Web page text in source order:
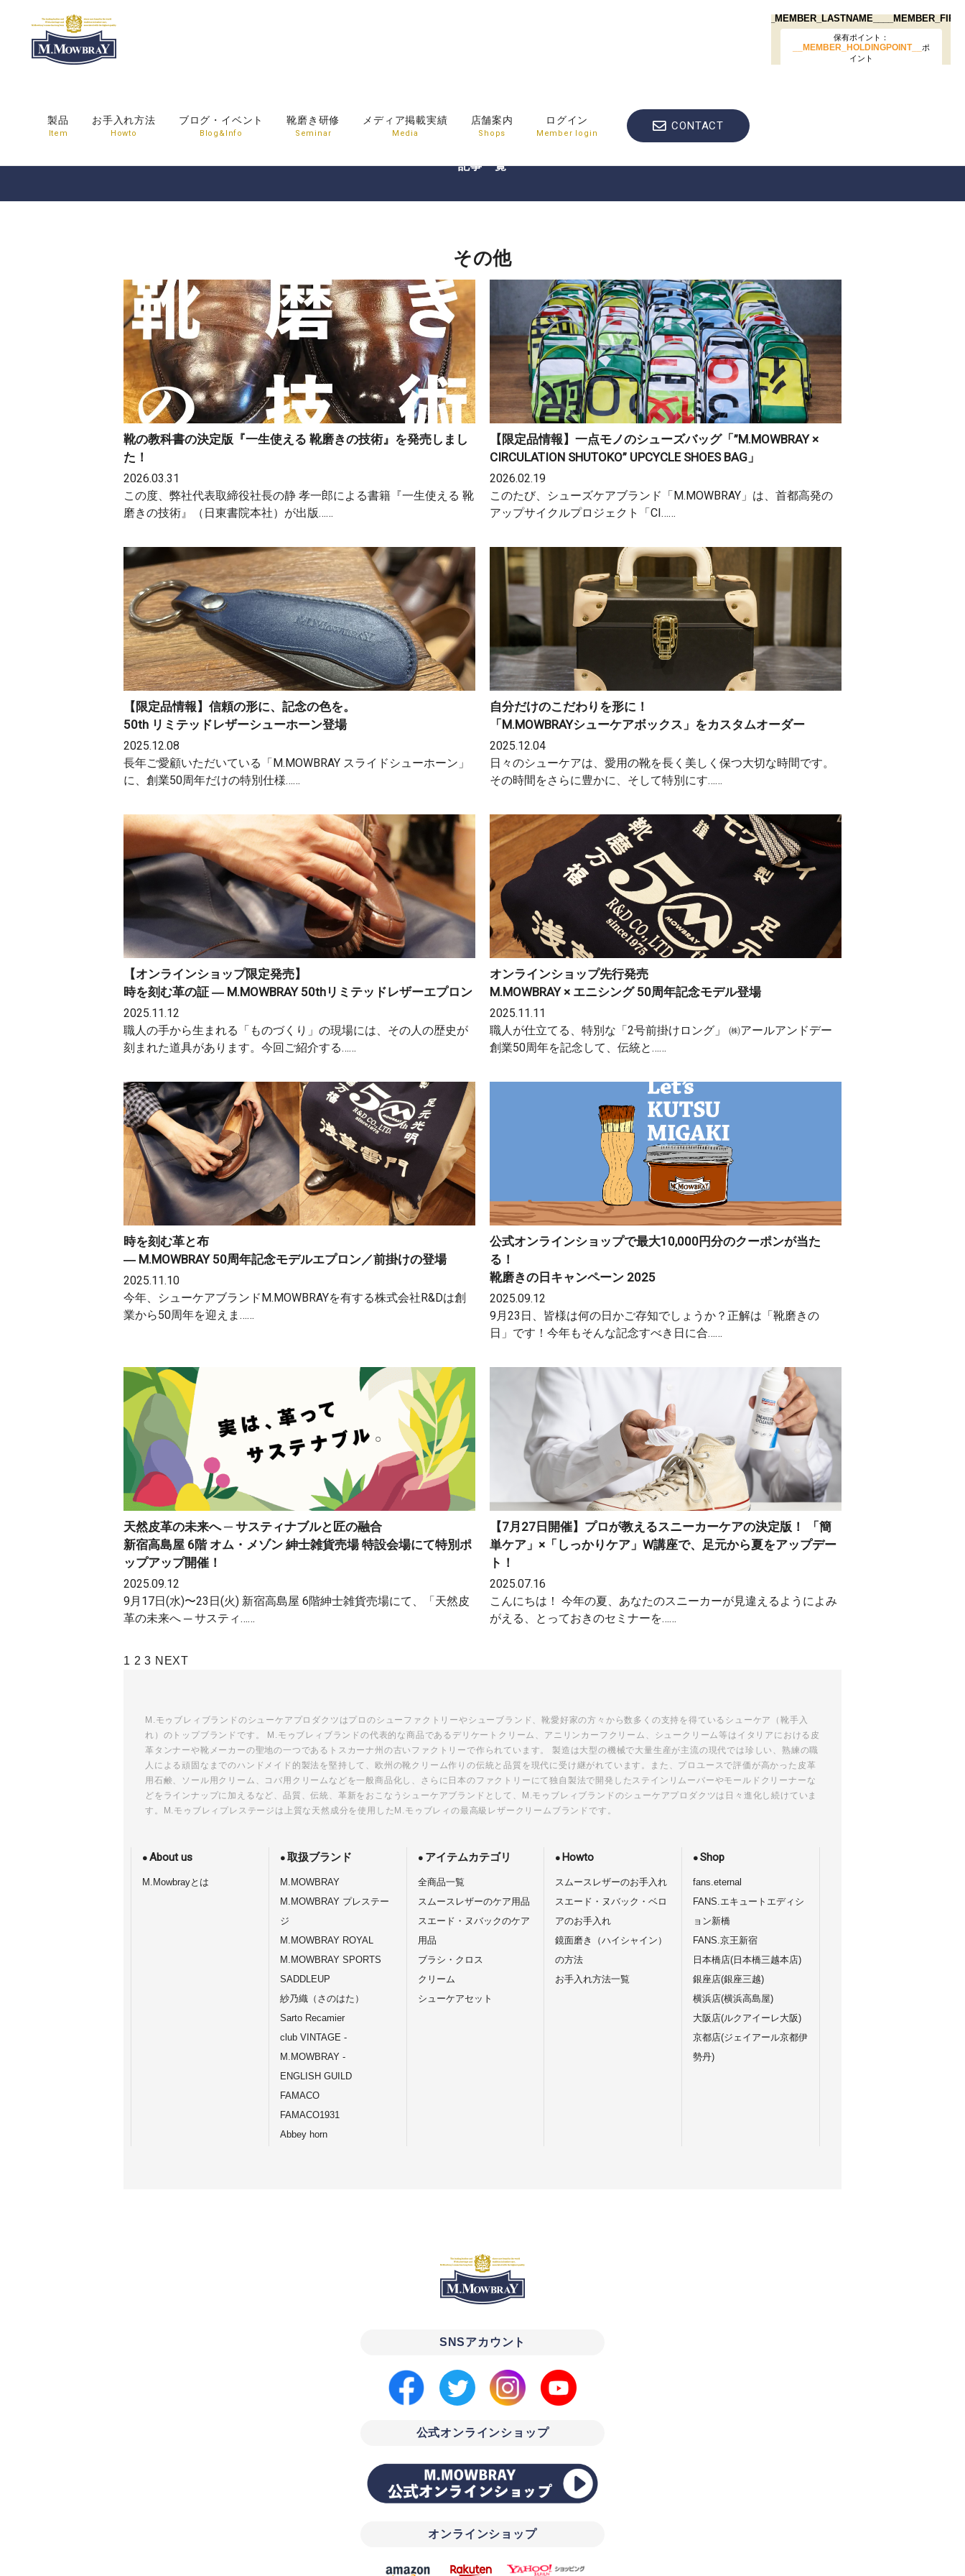
製品
Item
お手入れ方法
Howto
ブログ・イベント
Blog&Info
靴磨き研修
Seminar
メディア掲載実績
Media
店舗案内
Shops
ログイン
Member login
CONTACT
その他
記事一覧
その他
靴の教科書の決定版『一生使える 靴磨きの技術』を発売しまし
た！
2026.03.31
この度、弊社代表取締役社長の静 孝一郎による書籍『一生使える 靴
磨きの技術』（日東書院本社）が出版……
【限定品情報】一点モノのシューズバッグ「”M.MOWBRAY ×
CIRCULATION SHUTOKO” UPCYCLE SHOES BAG」
2026.02.19
このたび、シューズケアブランド「M.MOWBRAY」は、首都高発の
アップサイクルプロジェクト「CI……
【限定品情報】信頼の形に、記念の色を。
50th リミテッドレザーシューホーン登場
2025.12.08
長年ご愛顧いただいている「M.MOWBRAY スライドシューホーン」
に、創業50周年だけの特別仕様……
自分だけのこだわりを形に！
「M.MOWBRAYシューケアボックス」をカスタムオーダー
2025.12.04
日々のシューケアは、愛用の靴を長く美しく保つ大切な時間です。
その時間をさらに豊かに、そして特別にす……
【オンラインショップ限定発売】
時を刻む革の証 ― M.MOWBRAY 50thリミテッドレザーエプロン
2025.11.12
職人の手から生まれる「ものづくり」の現場には、その人の歴史が
刻まれた道具があります。今回ご紹介する……
オンラインショップ先行発売
M.MOWBRAY × エニシング 50周年記念モデル登場
2025.11.11
職人が仕立てる、特別な「2号前掛けロング」 ㈱アールアンドデー
創業50周年を記念して、伝統と……
時を刻む革と布
― M.MOWBRAY 50周年記念モデルエプロン／前掛けの登場
2025.11.10
今年、シューケアブランドM.MOWBRAYを有する株式会社R&Dは創
業から50周年を迎えま……
公式オンラインショップで最大10,000円分のクーポンが当た
る！
靴磨きの日キャンペーン 2025
2025.09.12
9月23日、皆様は何の日かご存知でしょうか？正解は「靴磨きの
日」です！今年もそんな記念すべき日に合……
天然皮革の未来へ ─ サスティナブルと匠の融合
新宿高島屋 6階 オム・メゾン 紳士雑貨売場 特設会場にて特別ポ
ップアップ開催！
2025.09.12
9月17日(水)〜23日(火) 新宿高島屋 6階紳士雑貨売場にて、「天然皮
革の未来へ ─ サスティ……
【7月27日開催】プロが教えるスニーカーケアの決定版！ 「簡
単ケア」×「しっかりケア」W講座で、足元から夏をアップデー
ト！
2025.07.16
こんにちは！ 今年の夏、あなたのスニーカーが見違えるようによみ
がえる、とっておきのセミナーを……
投
1 2 3 NEXT
M.モゥブレィブランドのシューケアプロダクツはプロのシューファクトリーやシューブランド、靴愛好家の方々から数多くの支持を得ているシューケア（靴手入
れ）のトップブランドです。 M.モゥブレィブランドの代表的な商品であるデリケートクリーム、アニリンカーフクリーム、シュークリーム等はイタリアにおける皮
革タンナーや靴メーカーの聖地の一つであるトスカーナ州の古いファクトリーで作られています。 製造は大型の機械で大量生産が主流の現代では珍しい、熟練の職
人による頑固なまでのハンドメイド的製法を堅持して、欧州の靴クリーム作りの伝統と品質を現代に受け継がれています。また、プロユースで評価が高かった皮革
用石鹸、ソール用クリーム、コバ用クリームなどを一般商品化し、さらに日本のファクトリーにて独自製法で開発したステインリムーバーやモールドクリーナーな
どをラインナップに加えるなど、品質、伝統、革新をおこなうシューケアブランドとして、M.モゥブレィブランドのシューケアプロダクツは日々進化し続けていま
す。M.モゥブレィプレステージは上質な天然成分を使用したM.モゥブレィの最高級レザークリームブランドです。
About us
M.Mowbrayとは
取扱ブランド
M.MOWBRAY
M.MOWBRAY プレステー
ジ
M.MOWBRAY ROYAL
M.MOWBRAY SPORTS
SADDLEUP
紗乃織（さのはた）
Sarto Recamier
club VINTAGE -
M.MOWBRAY -
ENGLISH GUILD
FAMACO
FAMACO1931
Abbey horn
アイテムカテゴリ
全商品一覧
スムースレザーのケア用品
スエード・ヌバックのケア
用品
ブラシ・クロス
クリーム
シューケアセット
Howto
スムースレザーのお手入れ
スエード・ヌバック・ベロ
アのお手入れ
鏡面磨き（ハイシャイン）
の方法
お手入れ方法一覧
Shop
fans.eternal
FANS.エキュートエディシ
ョン新橋
FANS.京王新宿
日本橋店(日本橋三越本店)
銀座店(銀座三越)
横浜店(横浜高島屋)
大阪店(ルクアイーレ大阪)
京都店(ジェイアール京都伊
勢丹)
SNSアカウント
公式オンラインショップ
オンラインショップ